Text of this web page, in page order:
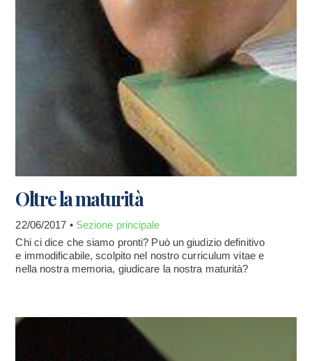
Oltre la maturità
22/06/2017 • Sezione principale
Chi ci dice che siamo pronti? Può un giudizio definitivo
e immodificabile, scolpito nel nostro curriculum vitae e
nella nostra memoria, giudicare la nostra maturità?